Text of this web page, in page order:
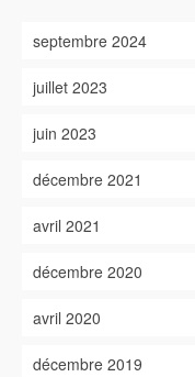
septembre 2024
juillet 2023
juin 2023
décembre 2021
avril 2021
décembre 2020
avril 2020
décembre 2019